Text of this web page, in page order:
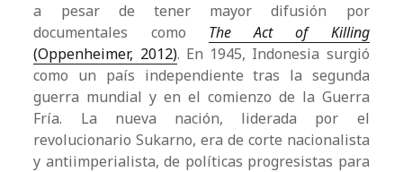
a pesar de tener mayor difusión por
documentales como The Act of Killing
(Oppenheimer, 2012). En 1945, Indonesia surgió
como un país independiente tras la segunda
guerra mundial y en el comienzo de la Guerra
Fría. La nueva nación, liderada por el
revolucionario Sukarno, era de corte nacionalista
y antiimperialista, de políticas progresistas para